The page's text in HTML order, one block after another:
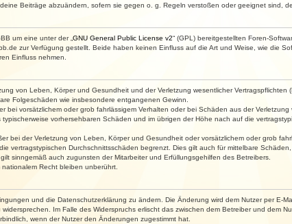
Beiträge abzuändern, sofern sie gegen o. g. Regeln verstoßen oder geeignet sind,
um eine unter der „ GNU General Public License v2“ (GPL) bereitgestellten Foren-
zur Verfügung gestellt. Beide haben keinen Einfluss auf die Art und Weise, wie die
Einfluss nehmen.
von Leben, Körper und Gesundheit und der Verletzung wesentlicher
Folgeschäden wie insbesondere entgangenen Gewinn.
bei vorsätzlichem oder grob fahrlässigem Verhalten oder bei Schäden aus der
vorhersehbaren Schäden und im übrigen der Höhe nach auf die
bei der Verletzung von Leben, Körper und Gesundheit oder vorsätzlichem oder grob
vertragstypischen Durchschnittsschäden begrenzt. Dies gilt auch für mittelbare
sinngemäß auch zugunsten der Mitarbeiter und Erfüllungsgehilfen des Betreibers.
Recht bleiben unberührt.
und die Datenschutzerklärung zu ändern. Die Änderung wird dem Nutzer per E-
Im Falle des Widerspruchs erlischt das zwischen dem Betreiber und dem
wenn der Nutzer den Änderungen zugestimmt hat.